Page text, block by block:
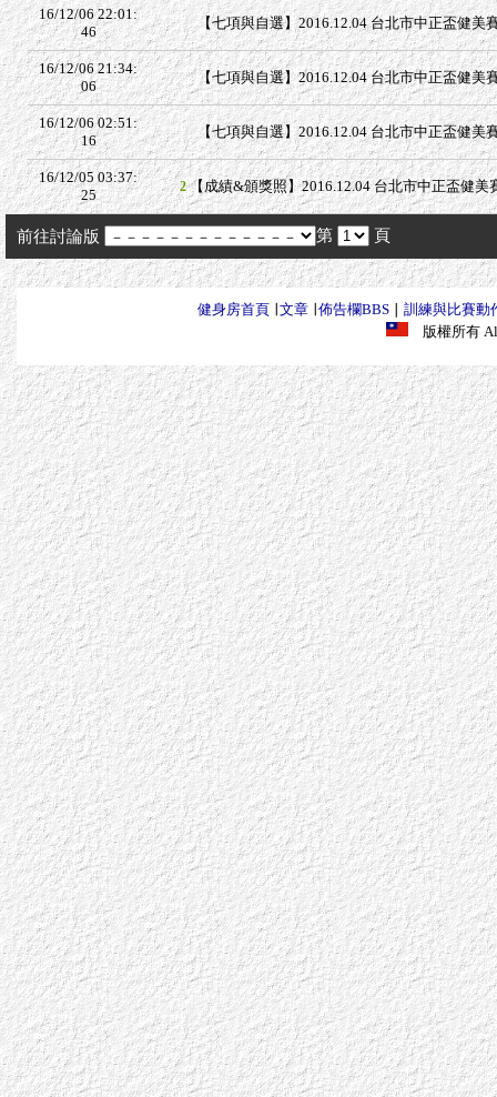
16/12/06 22:01:
46
【七項與自選】2016.12.04 台北市中正盃健美
16/12/06 21:34:
06
【七項與自選】2016.12.04 台北市中正盃健美
16/12/06 02:51:
16
【七項與自選】2016.12.04 台北市中正盃健美
16/12/05 03:37:
25
2【成績&頒獎照】2016.12.04 台北市中正盃健美
前往討論版 第 頁
健身房首頁∣ 文章∣ 佈告欄BBS∣ 訓練與比賽動
版權所有